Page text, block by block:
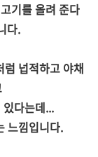
기를 올려 준다
다.
넙적하고 야채
다는데...
느낌입니다.